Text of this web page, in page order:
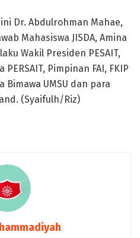
Dr. Abdulrohman Mahae,
Mahasiswa JISDA, Amina
Wakil Presiden PESAIT,
Pimpinan FAI, FKIP
Bimawa UMSU dan para
(Syaifulh/Riz)